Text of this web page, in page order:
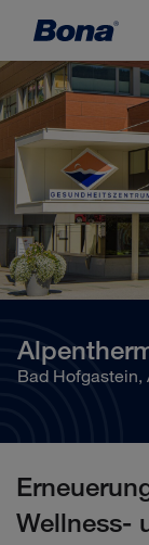
Bad Hofgastein,
Wellness-